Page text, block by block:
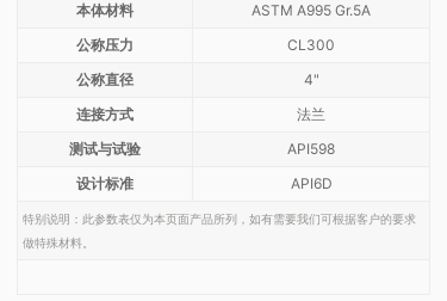
本体材料
ASTM A995 Gr.5A
公称压力
CL300
公称直径
4"
连接方式
法兰
测试与试验
API598
设计标准
API6D
特别说明：此参数表仅为本页面产品所列，如有需要我们可根据客户的要求
做特殊材料。